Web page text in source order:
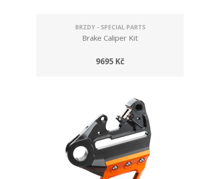
BRZDY - SPECIAL PARTS
Brake Caliper Kit
9695 Kč